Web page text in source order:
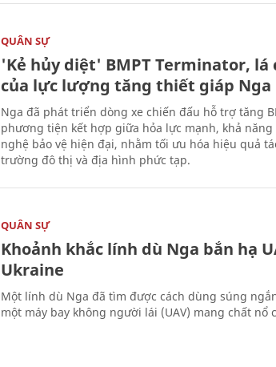
QUÂN SỰ
'Kẻ hủy diệt' BMPT Terminator,
của lực lượng tăng thiết giáp Nga
Nga đã phát triển dòng xe chiến đấu hỗ trợ tăng
phương tiện kết hợp giữa hỏa lực mạnh, khả năng
nghệ bảo vệ hiện đại, nhằm tối ưu hóa hiệu quả
trường đô thị và địa hình phức tạp.
QUÂN SỰ
Khoảnh khắc lính dù Nga bắn hạ
Ukraine
Một lính dù Nga đã tìm được cách dùng súng
một máy bay không người lái (UAV) mang chất nổ